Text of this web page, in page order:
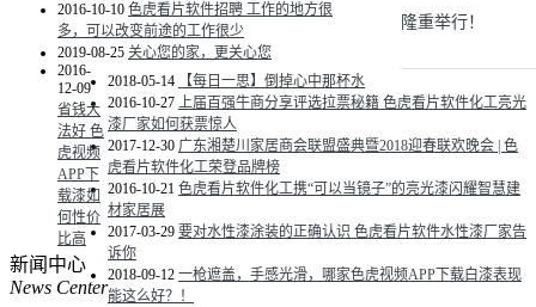
隆重举行！
2018-05-14 【每日一思】倒掉心中那杯水
2016-10-27 上届百强牛商分享评选拉票秘籍 色虎看片软件化工亮光
漆厂家如何获票惊人
2017-12-30 广东湘楚川家居商会联盟盛典暨2018迎春联欢晚会 | 色
虎看片软件化工荣登品牌榜
2016-10-10 色虎看片软件招聘 工作的地方很
多，可以改变前途的工作很少
2016-10-21 色虎看片软件化工携“可以当镜子”的亮光漆闪耀智慧建
材家居展
2019-08-25 关心您的家，更关心您
2017-03-29 要对水性漆涂装的正确认识 色虎看片软件水性漆厂家告
诉你
2016-
12-09
省钱大
法好 色
虎视频
APP下
载漆如
何性价
比高
2018-09-12 一枪遮盖，手感光滑，哪家色虎视频APP下载白漆表现
能这么好？！
新闻中心
News Center